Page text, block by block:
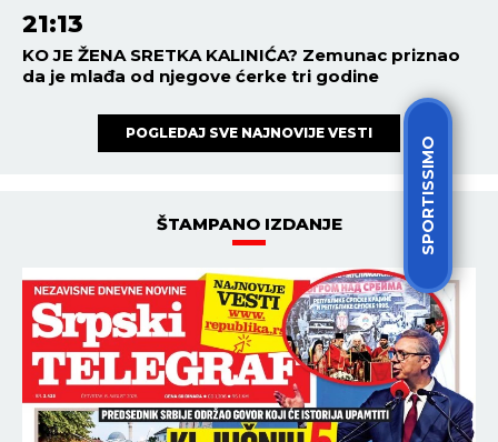
SPORTISSIMO
21:13
KO JE ŽENA SRETKA KALINIĆA? Zemunac priznao
da je mlađa od njegove ćerke tri godine
POGLEDAJ SVE NAJNOVIJE VESTI
ŠTAMPANO IZDANJE